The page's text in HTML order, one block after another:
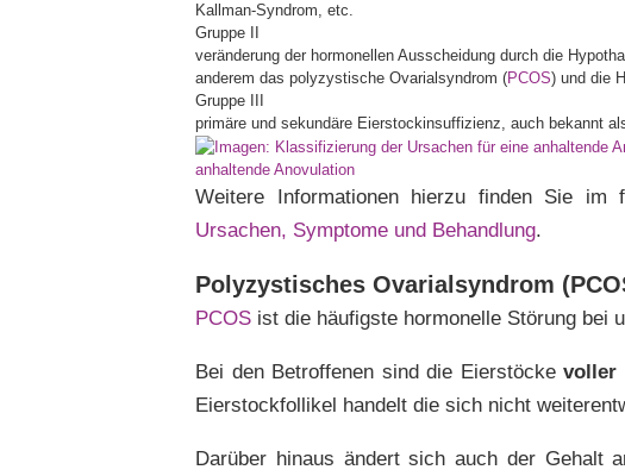
Kallman-Syndrom, etc.
Gruppe II
veränderung der hormonellen Ausscheidung durch die
anderem das polyzystische Ovarialsyndrom (PCOS) und die
Gruppe III
primäre und sekundäre Eierstockinsuffizienz, auch bekannt
anhaltende Anovulation
Weitere Informationen hierzu finden Sie im
Ursachen, Symptome und Behandlung.
Polyzystisches Ovarialsyndrom
PCOS ist die häufigste hormonelle Störung bei
Bei den Betroffenen sind die Eierstöckevoller
Eierstockfollikel handelt die sich nicht
Darüber hinaus ändert sich auch der Gehalt